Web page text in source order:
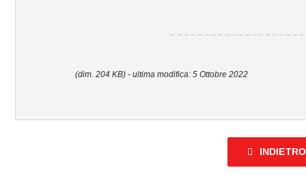
(dim. 204 KB) - ultima modifica: 5 Ottobre 2022
INDIETRO